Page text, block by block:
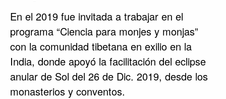
En el 2019 fue invitada a trabajar en el
programa “Ciencia para monjes y monjas”
con la comunidad tibetana en exilio en la
India, donde apoyó la facilitación del eclipse
anular de Sol del 26 de Dic. 2019, desde los
monasterios y conventos.